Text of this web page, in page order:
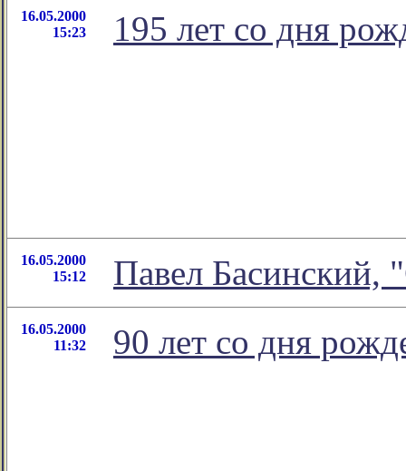
16.05.2000
15:23
195 лет со дня
16.05.2000
15:12
Павел Басинский,
16.05.2000
11:32
90 лет со дня